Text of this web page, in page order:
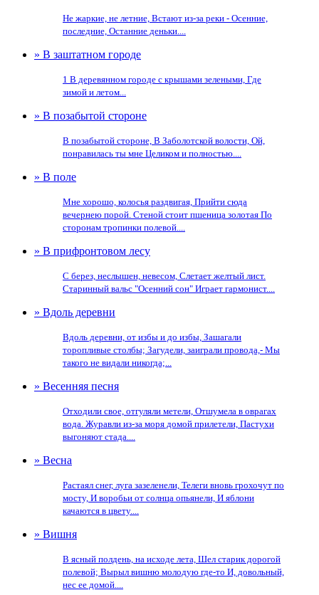
Не жаркие, не летние, Встают из-за реки - Осенние,
последние, Останние деньки....
» В заштатном городе
1 В деревянном городе с крышами зелеными, Где
зимой и летом...
» В позабытой стороне
В позабытой стороне, В Заболотской волости, Ой,
понравилась ты мне Целиком и полностью....
» В поле
Мне хорошо, колосья раздвигая, Прийти сюда
вечернею порой. Стеной стоит пшеница золотая По
сторонам тропинки полевой....
» В прифронтовом лесу
С берез, неслышен, невесом, Слетает желтый лист.
Старинный вальс "Осенний сон" Играет гармонист....
» Вдоль деревни
Вдоль деревни, от избы и до избы, Зашагали
торопливые столбы; Загудели, заиграли провода,- Мы
такого не видали никогда;...
» Весенняя песня
Отходили свое, отгуляли метели, Отшумела в оврагах
вода. Журавли из-за моря домой прилетели, Пастухи
выгоняют стада....
» Весна
Растаял снег, луга зазеленели, Телеги вновь грохочут по
мосту, И воробьи от солнца опьянели, И яблони
качаются в цвету....
» Вишня
В ясный полдень, на исходе лета, Шел старик дорогой
полевой; Вырыл вишню молодую где-то И, довольный,
нес ее домой....